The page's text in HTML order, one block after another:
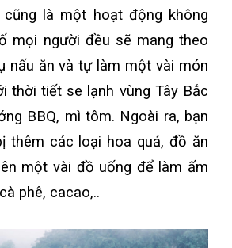
cũng là một hoạt động không
mọi người đều sẽ mang theo
nấu ăn và tự làm một vài món
thời tiết se lạnh vùng Tây Bắc
BBQ, mì tôm. Ngoài ra, bạn
thêm các loại hoa quả, đồ ăn
một vài đồ uống để làm ấm
phê, cacao,..